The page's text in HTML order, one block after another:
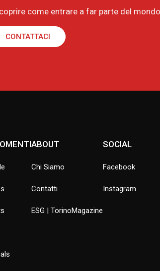
come entrare a far parte del
CONTATTACI
ABOUT
Chi Siamo
Contatti
ESG | TorinoMagazine
SOCIAL
Facebook
Instagram